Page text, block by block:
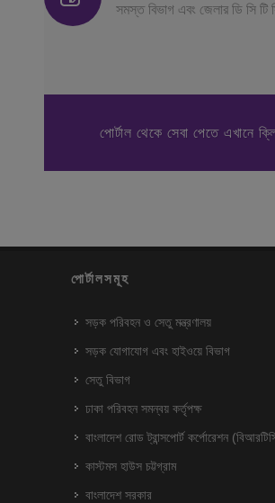
সমস্ত বিভাগ এবং জেলার ডি সি
পোর্টাল থেকে সেবা পেতে এখানে
পোর্টালসমূহ
সড়ক পরিবহন ও সেতু মন্ত্রণালয়
সড়ক যোগাযোগ এবং হাইওয়ে বিভাগ
সেতু বিভাগ
ঢাকা পরিবহন সমন্বয় কর্তৃপক্ষ
বাংলাদেশ রোড ট্রান্সপোর্ট কর্পোরেশন
কাস্টমস হাউস চট্টগ্রাম
বাংলাদেশ সরকার